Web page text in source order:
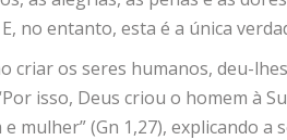
no entanto, esta é a única
criar os seres humanos, deu-
isso, Deus criou o homem à
e mulher” (Gn 1,27), explicando